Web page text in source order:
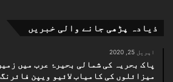
ذیادہ پڑھی جانے والی خبریں
اپریل 25, 2020
پاک بحریہ کی شمالی بحیرۂ عرب میں
میزائلوں کی کامیاب لائیو ویپن فائرنگ